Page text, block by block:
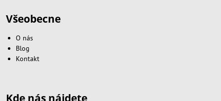
Všeobecne
O nás
Blog
Kontakt